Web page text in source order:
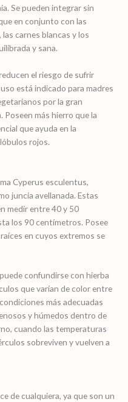
Se pueden integrar sin
en conjunto con las
carnes blancas y los
y sana.
el riesgo de sufrir
está indicado para madres
por la gran
más hierro que la
que ayuda en la
rojos.
Cyperus esculentus,
juncia avellanada. Estas
medir entre 40 y 50
los 90 centímetros. Posee
en cuyos extremos se
confundirse con hierba
que varían de color entre
más adecuadas
y húmedos dentro de
cuando las temperaturas
sobreviven y vuelven a
de cualquiera, ya que son un